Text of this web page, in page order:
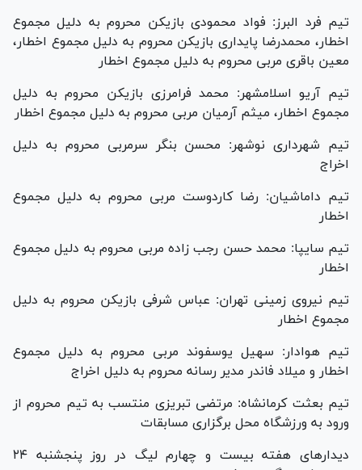
تیم فرد البرز: فواد محمودی بازیکن محروم به دلیل مجموع
اخطار، محمدرضا پایداری بازیکن محروم به دلیل مجموع اخطار،
معین باقری مربی محروم به دلیل مجموع اخطار
تیم آریو اسلامشهر: محمد فرامرزی بازیکن محروم به دلیل
مجموع اخطار، میثم آرمیان مربی محروم به دلیل مجموع اخطار
تیم شهرداری نوشهر: محسن بنگر سرمربی محروم به دلیل
اخراج
تیم داماشیان: رضا کاردوست مربی محروم به دلیل مجموع
اخطار
تیم سایپا: محمد حسن رجب زاده مربی محروم به دلیل مجموع
اخطار
تیم نیروی زمینی تهران: عباس شرفی بازیکن محروم به دلیل
مجموع اخطار
تیم هوادار: سهیل یوسفوند مربی محروم به دلیل مجموع
اخطار و میلاد فاندر مدیر رسانه محروم به دلیل اخراج
تیم بعثت کرمانشاه: مرتضی تبریزی منتسب به تیم محروم از
ورود به ورزشگاه محل برگزاری مسابقات
دیدار‌های هفته بیست و چهارم لیگ در روز پنجشنبه ۲۴